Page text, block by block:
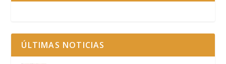
ÚLTIMAS NOTICIAS